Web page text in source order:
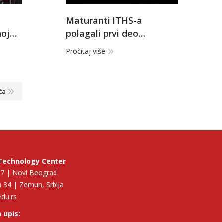
Maturanti ITHS-a
polagali prvi deo
praktičnog maturskog
ispita
Pročitaj više
Center
7 | Novi Beograd
34 | Zemun, Srbija
upis: